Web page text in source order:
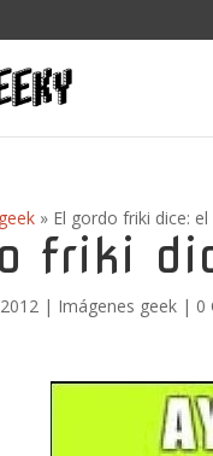
» El gordo friki dice:
friki
| Imágenes geek | 0